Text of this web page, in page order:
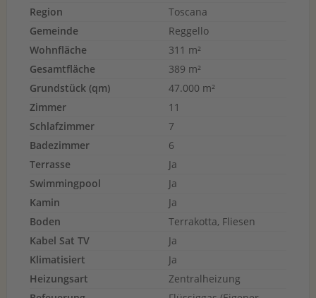
Region
Toscana
Gemeinde
Reggello
Wohnfläche
311 m²
Gesamtfläche
389 m²
Grundstück (qm)
47.000 m²
Zimmer
11
Schlafzimmer
7
Badezimmer
6
Terrasse
Ja
Swimmingpool
Ja
Kamin
Ja
Boden
Terrakotta, Fliesen
Kabel Sat TV
Ja
Klimatisiert
Ja
Heizungsart
Zentralheizung